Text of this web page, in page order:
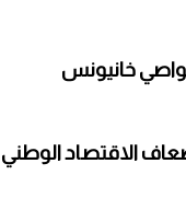
الاقتصاد الوطني